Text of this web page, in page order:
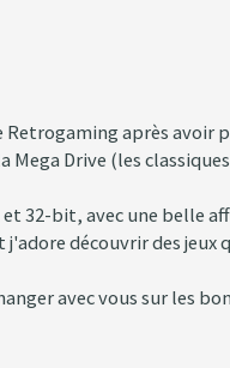
après avoir
Drive (les
bit, avec une belle
découvrir des jeux
avec vous sur les